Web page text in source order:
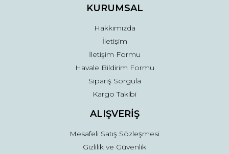
Ürün fiyatı diğer sitelerden daha pahalı.
Gönder
KURUMSAL
Hakkımızda
İletişim
İletişim Formu
Havale Bildirim Formu
Sipariş Sorgula
Kargo Takibi
ALIŞVERİŞ
Mesafeli Satış Sözleşmesi
Gizlilik ve Güvenlik